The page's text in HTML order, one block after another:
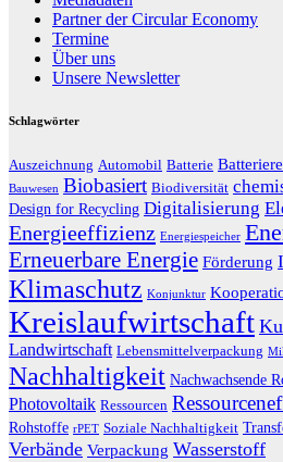
Partner der Circular Economy
Termine
Über uns
Unsere Newsletter
Schlagwörter
Auszeichnung Automobil Batterie
Bauwesen Biobasiert Biodiversität
Design for Recycling Digitalisierung
Energieeffizienz Energiespeicher
Erneuerbare Energie Förderung
Klimaschutz Konjunktur
Kreislaufwirtschaft
Landwirtschaft Lebensmittelverpackung
Nachhaltigkeit Nachwachsende
Photovoltaik Ressourcen
Rohstoffe rPET Soziale Nachhaltigkeit
Verbände Verpackung Wasserstoff